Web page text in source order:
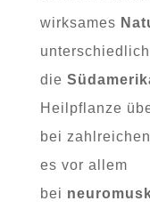
wirksames
die
Heilpflanze
bei
es vor allem
bei